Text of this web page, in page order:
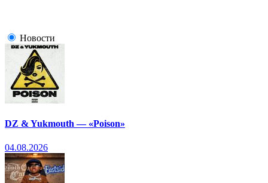
Новости
DZ & Yukmouth — «Poison»
04.08.2026